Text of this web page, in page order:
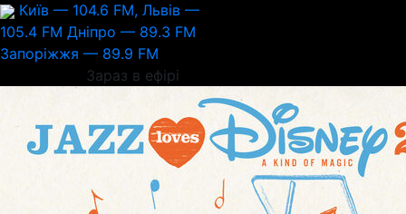
Київ — 104.6 FM, Львів —
105.4 FM Дніпро — 89.3 FM
Запоріжжя — 89.9 FM
Зараз в ефірі